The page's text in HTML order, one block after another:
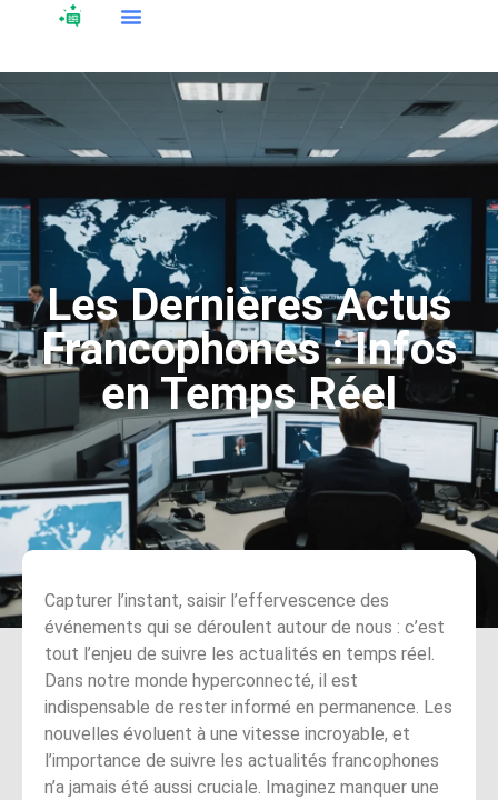
Les Dernières Actus
Francophones : Infos
en Temps Réel
Capturer l’instant, saisir l’effervescence des
événements qui se déroulent autour de nous : c’est
tout l’enjeu de suivre les actualités en temps réel.
Dans notre monde hyperconnecté, il est
indispensable de rester informé en permanence. Les
nouvelles évoluent à une vitesse incroyable, et
l’importance de suivre les actualités francophones
n’a jamais été aussi cruciale. Imaginez manquer une